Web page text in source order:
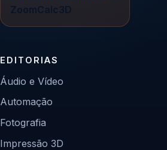
ZoomCalc3D
EDITORIAS
Áudio e Vídeo
Automação
Fotografia
Impressão 3D